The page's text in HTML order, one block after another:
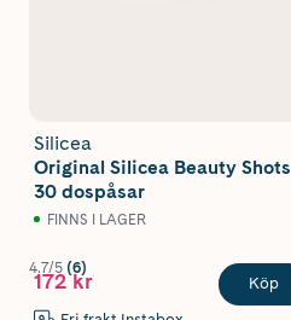
Silicea
Original Silicea Beauty Shots
30 dospåsar
FINNS I LAGER
4.7/5 (6)
172 kr Köp